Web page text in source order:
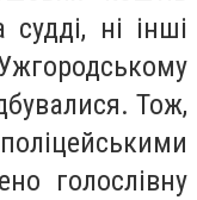
ні інші
Тож,
голослівну